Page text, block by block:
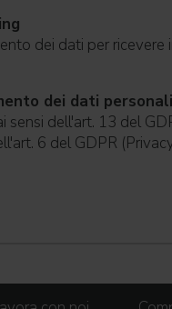
dei dati per ricevere
dei dati personali
sensi dell'art. 13 del
6 del GDPR